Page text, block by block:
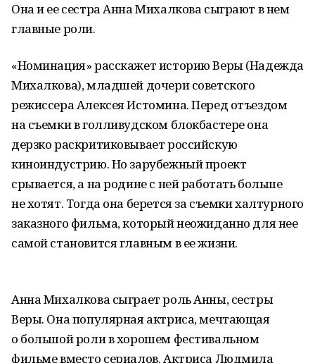
Она и ее сестра Анна Михалкова сыграют в нем
главные роли.
«Номинация» расскажет историю Веры (Надежда
Михалкова), младшей дочери советского
режиссера Алексея Истомина. Перед отъездом
на съемки в голливудском блокбастере она
дерзко раскритиковывает российскую
киноиндустрию. Но зарубежный проект
срывается, а на родине с ней работать больше
не хотят. Тогда она берется за съемки халтурного
заказного фильма, который неожиданно для нее
самой становится главным в ее жизни.
Анна Михалкова сыграет роль Анны, сестры
Веры. Она популярная актриса, мечтающая
о большой роли в хорошем фестивальном
фильме вместо сериалов. Актриса Людмила